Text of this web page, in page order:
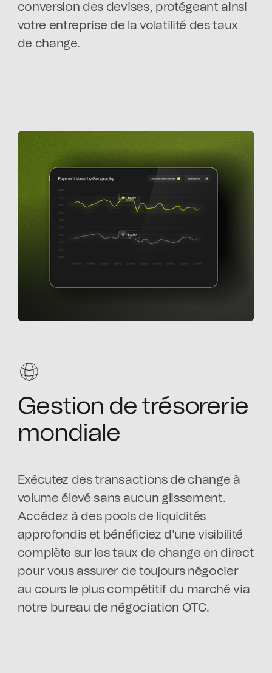
conversion des devises, protégeant ainsi
votre entreprise de la volatilité des taux
de change.
Gestion de trésorerie
mondiale
Exécutez des transactions de change à
volume élevé sans aucun glissement.
Accédez à des pools de liquidités
approfondis et bénéficiez d'une visibilité
complète sur les taux de change en direct
pour vous assurer de toujours négocier
au cours le plus compétitif du marché via
notre bureau de négociation OTC.